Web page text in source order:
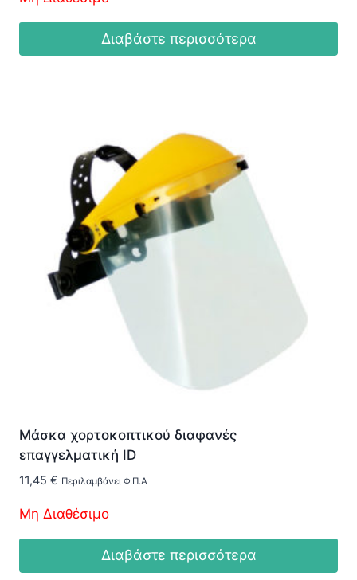
Διαβάστε περισσότερα
Μάσκα χορτοκοπτικού διαφανές
επαγγελματική ID
11,45 € Περιλαμβάνει Φ.Π.Α
Μη Διαθέσιμο
Διαβάστε περισσότερα